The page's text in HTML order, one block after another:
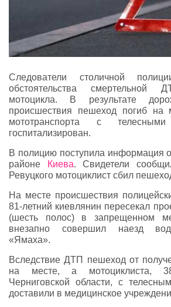
Следователи столичной
обстоятельства
мотоцикла. В результате
происшествия пешеход погиб на
мототранспорта с
госпитализирован.
В полицию поступила информация
районе
Киева. Свидетели
Ревуцкого мотоциклист сбил
На месте происшествия
81-летний киевлянин пересекал
(шесть полос) в запрещенном
внезапно совершил наезд
«Ямаха».
Вследствие ДТП пешеход от
на месте, а мотоциклиста,
Черниговской области, с
доставили в медицинское